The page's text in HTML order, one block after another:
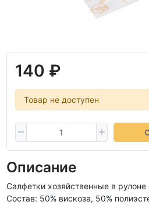
140 ₽
Товар не доступен
Описание
Салфетки хозяйственные в
Состав: 50% вискоза, 50%